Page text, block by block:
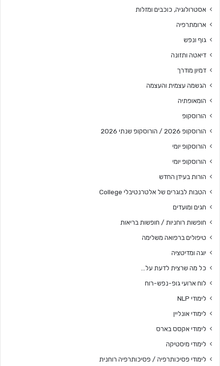
אסטרולוגיה, כוכבים ומזלות
ארומתרפיה
גוף ונפש
דיאטה ותזונה
דמיון מודרך
הגשמה עצמית והעצמה
הומאופתיה
הורוסקופ
הורוסקופ 2026 / הורוסקופ שנתי 2026
הורוסקופ יומי
הורוסקופ יומי
הורות בעידן החדש
הטבות לבוגרים של אלטרנטיבלי College
חגים ומועדים
חופשות רוחניות / חופשות בריאות
טיפולים ברפואה משלימה
יוגה ומדיטציה
כל מה שרצית לדעת על…
לוח ארועי גופ-נפש-רוח
לימודי NLP
לימודי אונליין
לימודי אקסס בארס
לימודי מיסטיקה
לימודי פסיכותרפיה / פסיכותרפיה רוחנית